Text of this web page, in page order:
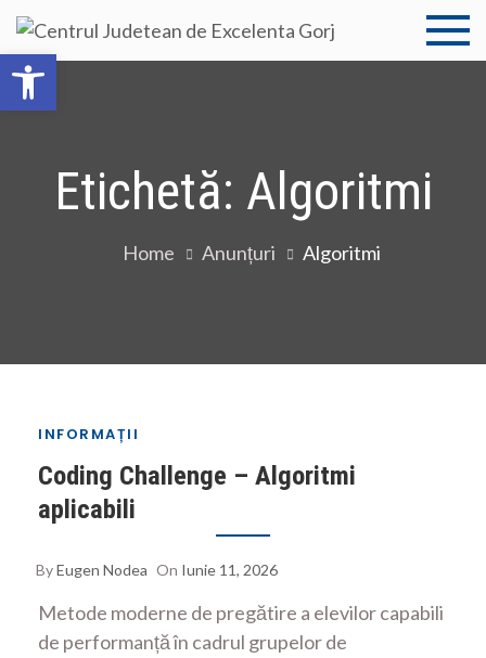
Skip
content
Centrul
Etichetă: Algoritmi
Home Anunțuri Algoritmi
INFORMAȚII
Coding Challenge – Algoritmi
aplicabili
ByEugen Nodea On Iunie 11, 2026
Metode moderne de pregătire a elevilor capabili
de performanță în cadrul grupelor de
Deschide bara de unelte